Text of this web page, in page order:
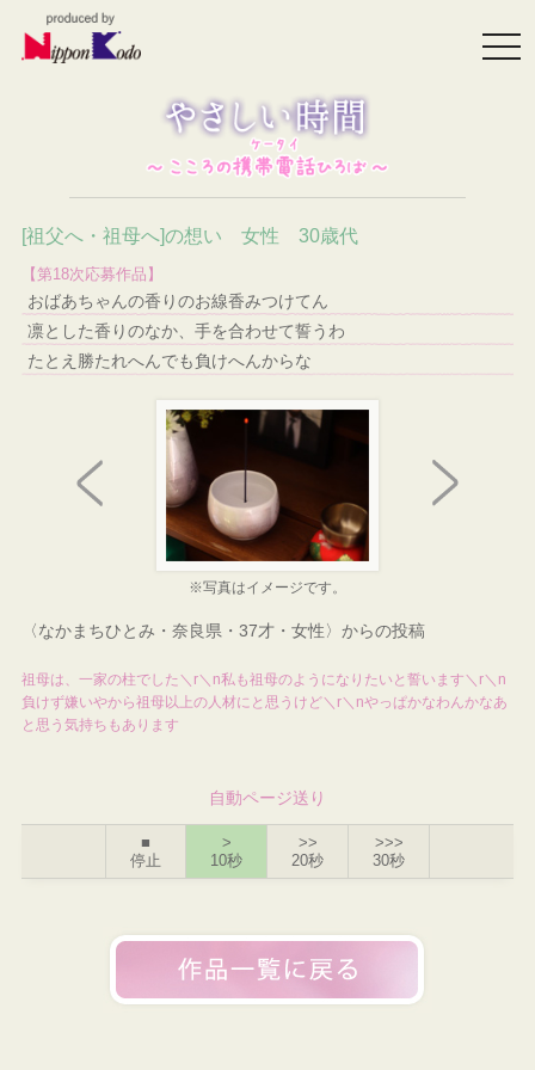
[祖父へ・祖母へ]の想い 女性 30歳代
【第18次応募作品】
おばあちゃんの香りのお線香みつけてん
凛とした香りのなか、手を合わせて誓うわ
たとえ勝たれへんでも負けへんからな
※写真はイメージです。
〈なかまちひとみ・奈良県・37才・女性〉からの投稿
祖母は、一家の柱でした＼r＼n私も祖母のようになりたいと誓います＼r＼n
負けず嫌いやから祖母以上の人材にと思うけど＼r＼nやっぱかなわんかなあ
と思う気持ちもあります
自動ページ送り
■
停止
>
10秒
>>
20秒
>>>
30秒